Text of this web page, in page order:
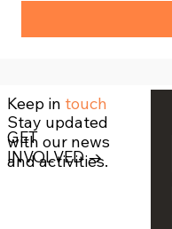
GET
INVOLVED →
Stay updated
with our news
and activities.
Keep in touch